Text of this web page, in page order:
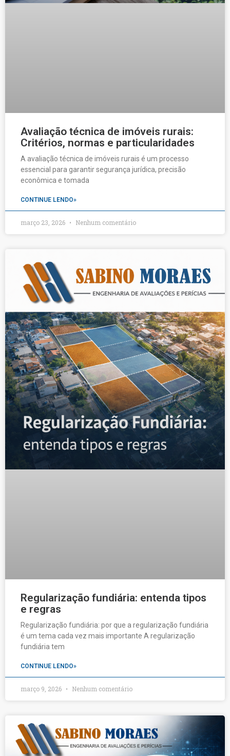
Avaliação técnica de imóveis rurais:
Critérios, normas e particularidades
A avaliação técnica de imóveis rurais é um processo
essencial para garantir segurança jurídica, precisão
econômica e tomada
CONTINUE LENDO»
março 23, 2026 Nenhum comentário
Regularização fundiária: entenda tipos
e regras
Regularização fundiária: por que a regularização fundiária
é um tema cada vez mais importante A regularização
fundiária tem
CONTINUE LENDO»
março 9, 2026 Nenhum comentário